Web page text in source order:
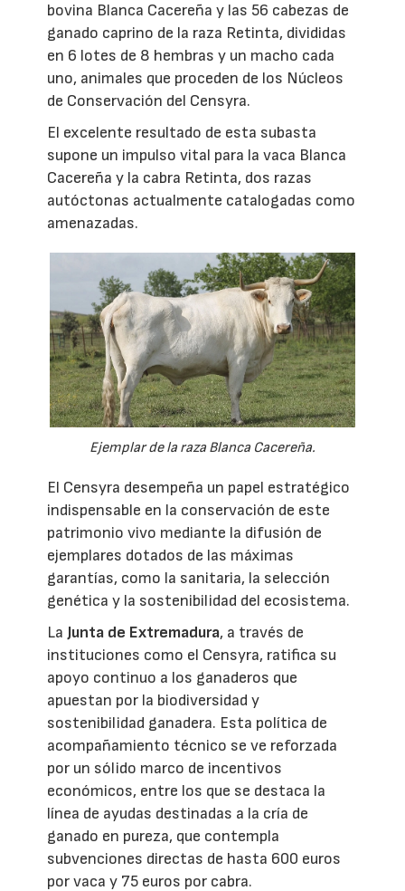
bovina Blanca Cacereña y las 56 cabezas de
ganado caprino de la raza Retinta, divididas
en 6 lotes de 8 hembras y un macho cada
uno, animales que proceden de los Núcleos
de Conservación del Censyra.
El excelente resultado de esta subasta
supone un impulso vital para la vaca Blanca
Cacereña y la cabra Retinta, dos razas
autóctonas actualmente catalogadas como
amenazadas.
Ejemplar de la raza Blanca Cacereña.
El Censyra desempeña un papel estratégico
indispensable en la conservación de este
patrimonio vivo mediante la difusión de
ejemplares dotados de las máximas
garantías, como la sanitaria, la selección
genética y la sostenibilidad del ecosistema.
La Junta de Extremadura, a través de
instituciones como el Censyra, ratifica su
apoyo continuo a los ganaderos que
apuestan por la biodiversidad y
sostenibilidad ganadera. Esta política de
acompañamiento técnico se ve reforzada
por un sólido marco de incentivos
económicos, entre los que se destaca la
línea de ayudas destinadas a la cría de
ganado en pureza, que contempla
subvenciones directas de hasta 600 euros
por vaca y 75 euros por cabra.